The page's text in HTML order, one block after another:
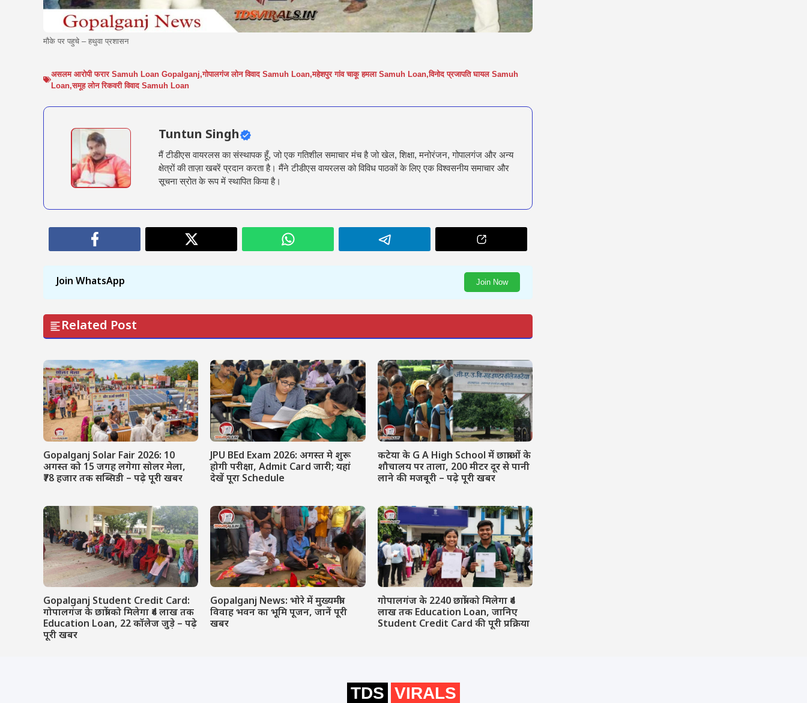
मौके पर पहुचे – हथुवा प्रशासन
असलम आरोपी फरार Samuh Loan Gopalganj,गोपालगंज लोन विवाद Samuh Loan,महेशपुर गांव चाकू हमला Samuh Loan,विनोद प्रजापति घायल Samuh
Loan,समूह लोन रिकवरी विवाद Samuh Loan
Tuntun Singh
मैं टीडीएस वायरलस का संस्थापक हूँ, जो एक गतिशील समाचार मंच है जो खेल, शिक्षा, मनोरंजन, गोपालगंज और अन्य
क्षेत्रों की ताज़ा खबरें प्रदान करता है। मैंने टीडीएस वायरलस को विविध पाठकों के लिए एक विश्वसनीय समाचार और
सूचना स्रोत के रूप में स्थापित किया है।
Join WhatsApp Join Now
Related Post
Gopalganj Solar Fair 2026: 10
अगस्त को 15 जगह लगेगा सोलर मेला,
₹78 हजार तक सब्सिडी – पढ़े पूरी खबर
JPU BEd Exam 2026: अगस्त मे शुरू
होगी परीक्षा, Admit Card जारी; यहां
देखें पूरा Schedule
कटेया के G A High School में छात्राओं के
शौचालय पर ताला, 200 मीटर दूर से पानी
लाने की मजबूरी – पढ़े पूरी खबर
Gopalganj Student Credit Card:
गोपालगंज के छात्रों को मिलेगा ₹4 लाख तक
Education Loan, 22 कॉलेज जुड़े – पढ़े
पूरी खबर
Gopalganj News: भोरे में मुख्यमंत्री
विवाह भवन का भूमि पूजन, जानें पूरी
खबर
गोपालगंज के 2240 छात्रों को मिलेगा ₹4
लाख तक Education Loan, जानिए
Student Credit Card की पूरी प्रक्रिया
TDS VIRALS